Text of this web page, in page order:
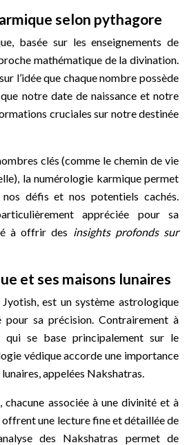
selon pythagore
basée sur les enseignements de
mathématique de la divination.
l’idée que chaque nombre possède
notre date de naissance et notre
cruciales sur notre destinée
clés (comme le chemin de vie
la numérologie karmique permet
défis et nos potentiels cachés.
appréciée pour sa
à offrir des insights profonds sur
et ses maisons lunaires
Jyotish, est un système astrologique
pour sa précision. Contrairement à
qui se base principalement sur le
védique accorde une importance
appelées Nakshatras.
associée à une divinité et à
une lecture fine et détaillée de
des Nakshatras permet de